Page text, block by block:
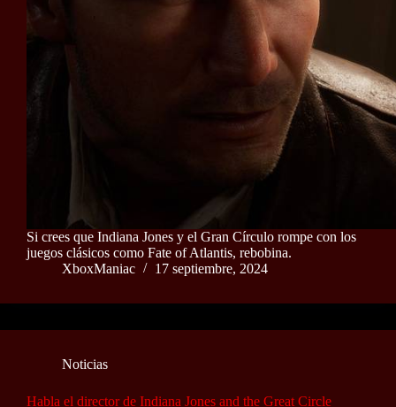
Si crees que Indiana Jones y el Gran Círculo rompe con los
juegos clásicos como Fate of Atlantis, rebobina.
XboxManiac
17 septiembre, 2024
Noticias
Habla el director de Indiana Jones and the Great Circle